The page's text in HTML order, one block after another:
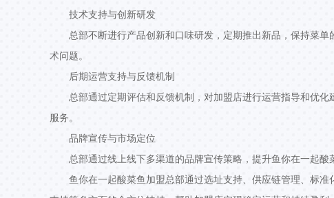
技术支持与创新研发
总部不断进行产品创新和口味研发，定期推出新品，保持菜
术问题。
后期运营支持与反馈机制
总部通过定期评估和反馈机制，对加盟店进行运营指导和优
服务。
品牌宣传与市场定位
总部通过线上线下多渠道的品牌宣传策略，提升鱼你在一起酸
鱼你在一起酸菜鱼加盟总部通过选址支持、供应链管理、标